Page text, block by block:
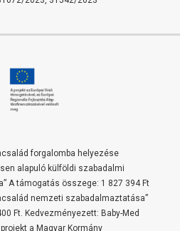
forgalomba helyezése
alapuló külföldi szabadalmi
A támogatás összege: 1 827 394 Ft
nemzeti szabadalmaztatása”
Ft. Kedvezményezett: Baby-Med
a Magyar Kormány